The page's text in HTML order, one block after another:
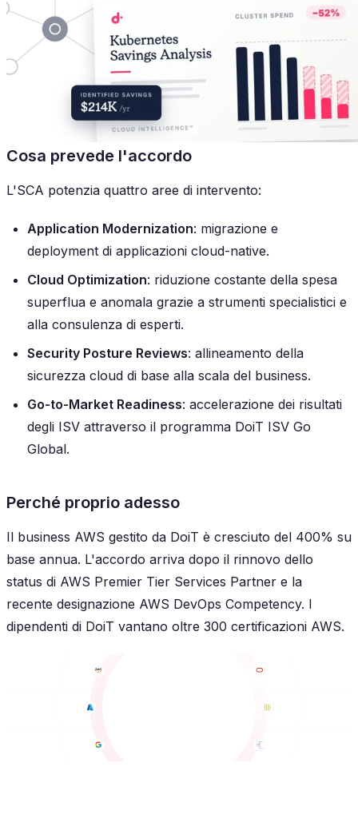
Cosa prevede l'accordo
L'SCA potenzia quattro aree di intervento:
Application Modernization: migrazione e
deployment di applicazioni cloud-native.
Cloud Optimization: riduzione costante della spesa
superflua e anomala grazie a strumenti specialistici e
alla consulenza di esperti.
Security Posture Reviews: allineamento della
sicurezza cloud di base alla scala del business.
Go-to-Market Readiness: accelerazione dei risultati
degli ISV attraverso il programma DoiT ISV Go
Global.
Perché proprio adesso
Il business AWS gestito da DoiT è cresciuto del 400% su
base annua. L'accordo arriva dopo il rinnovo dello
status di AWS Premier Tier Services Partner e la
recente designazione AWS DevOps Competency. I
dipendenti di DoiT vantano oltre 300 certificazioni AWS.